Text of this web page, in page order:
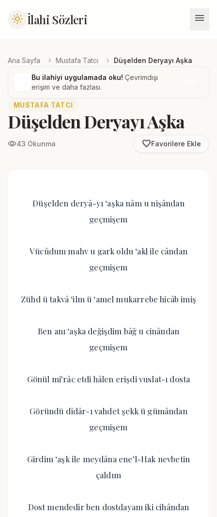
light_mode İlahi Sözleri menu
Ana Sayfa chevron_right Mustafa Tatcı chevron_right Düşelden Deryayı Aşka
Bu ilahiyi uygulamada oku! Çevrimdışı
erişim ve daha fazlası.
MUSTAFA TATCI
Düşelden Deryayı Aşka
visibility43 Okunma favorite_borderFavorilere Ekle
Düşelden deryâ-yı ‘aşka nâm u nişândan
geçmişem
Vücûdum mahv u gark oldu ‘akl ile cândan
geçmişem
Zühd ü takvâ ‘ilm ü ‘amel mukarrebe hicâb imiş
Ben anı ‘aşka değişdim bâğ u cinândan
geçmişem
Gönül mi’râc etdi hâlen erişdi vuslat-ı dosta
Göründü dîdâr-ı vahdet şekk ü gümândan
geçmişem
Girdim ‘aşk ile meydâna ene’l-Hak nevbetin
çaldım
Dost mendedir ben dostdayam iki cihândan